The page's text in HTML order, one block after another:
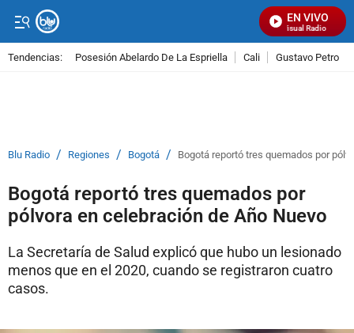
EN VIVO
Señal Visual Radio
Tendencias: Posesión Abelardo De La Espriella Cali Gustavo Petro
Blu Radio / Regiones / Bogotá / Bogotá reportó tres quemados por
Bogotá reportó tres quemados por
pólvora en celebración de Año Nuevo
La Secretaría de Salud explicó que hubo un lesionado
menos que en el 2020, cuando se registraron cuatro
casos.